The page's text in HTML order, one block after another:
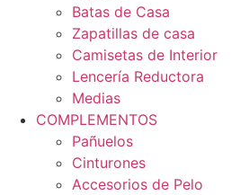
Batas de Casa
Zapatillas de casa
Camisetas de Interior
Lencería Reductora
Medias
COMPLEMENTOS
Pañuelos
Cinturones
Accesorios de Pelo